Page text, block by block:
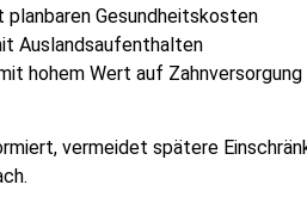
planbaren Gesundheitskosten
Auslandsaufenthalten
hohem Wert auf
vermeidet spätere